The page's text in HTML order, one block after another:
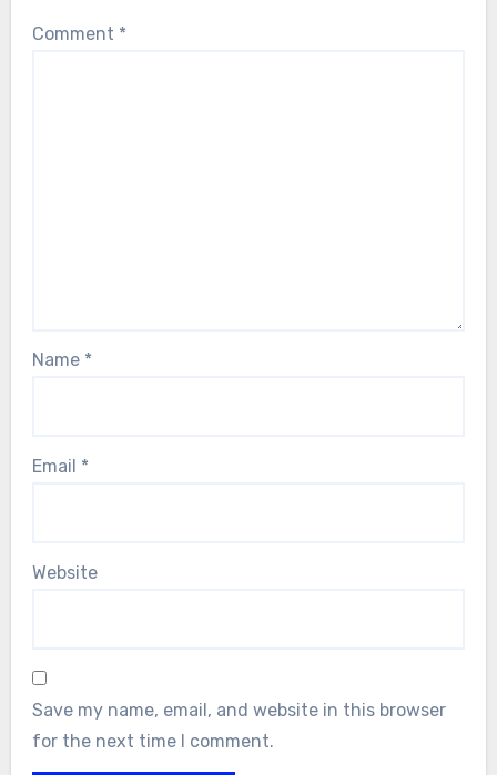
Comment *
Name *
Email *
Website
Save my name, email, and website in this browser
for the next time I comment.